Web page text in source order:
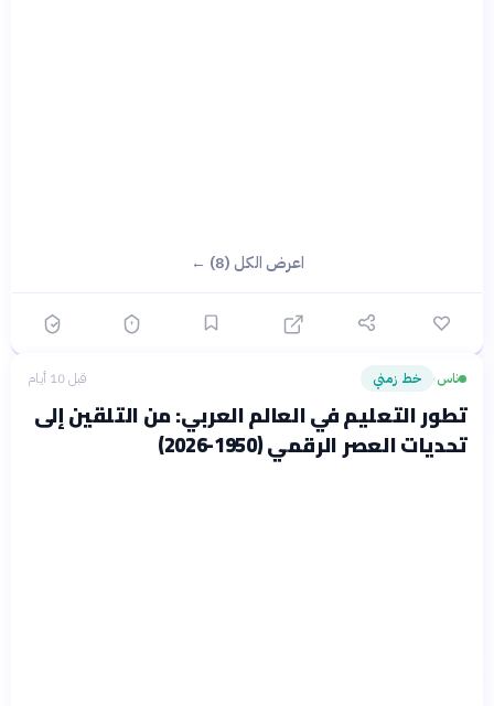
اعرض الكل (8) ←
ناس› خط زمني قبل 10 أيام
تطور التعليم في العالم العربي: من التلقين إلى
تحديات العصر الرقمي (1950-2026)